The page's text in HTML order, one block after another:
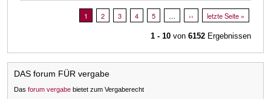
Seitennummerierung
Aktuelle Seite
1 Page
2 Page
3 Page
4 Page
5 … Nächste Seite
›› Letzte Seite
letzte Seite »
1 - 10 von 6152 Ergebnissen
DAS forum FÜR vergabe
Das forum vergabe bietet zum Vergaberecht